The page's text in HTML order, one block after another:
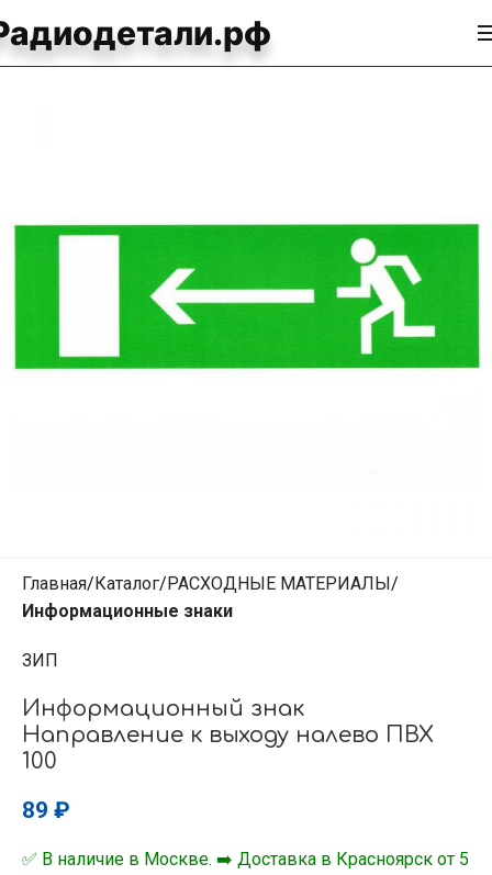
Главная Каталог РАСХОДНЫЕ МАТЕРИАЛЫ
Информационные знаки
ЗИП
Информационный знак
Направление к выходу налево ПВХ
100
89 ₽
✅ В наличие в Москве. ➡️ Доставка в Красноярск от 5